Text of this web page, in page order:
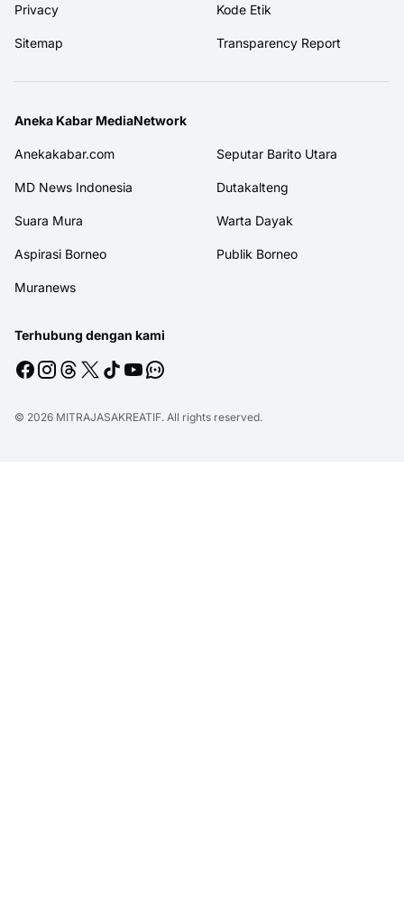
Privacy Kode Etik
Sitemap Transparency Report
Aneka Kabar MediaNetwork
Anekakabar.com Seputar Barito Utara
MD News Indonesia Dutakalteng
Suara Mura Warta Dayak
Aspirasi Borneo Publik Borneo
Muranews
Terhubung dengan kami
© 2026 MITRAJASAKREATIF. All rights reserved.